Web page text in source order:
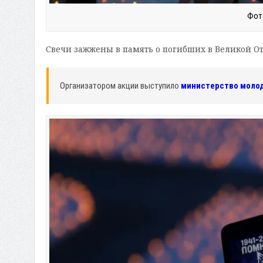
Свечи зажжены в память о погибших в Великой
Организатором акции выступило министерство